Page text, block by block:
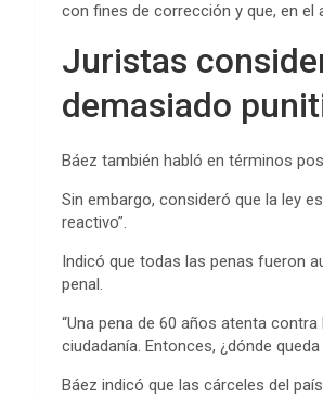
con fines de corrección y que, en el
Juristas
demasiado
Báez también habló en términos
Sin embargo, consideró que la ley
reactivo”.
Indicó que todas las penas fueron
penal.
“Una pena de 60 años atenta
ciudadanía. Entonces, ¿dónde
Báez indicó que las cárceles del